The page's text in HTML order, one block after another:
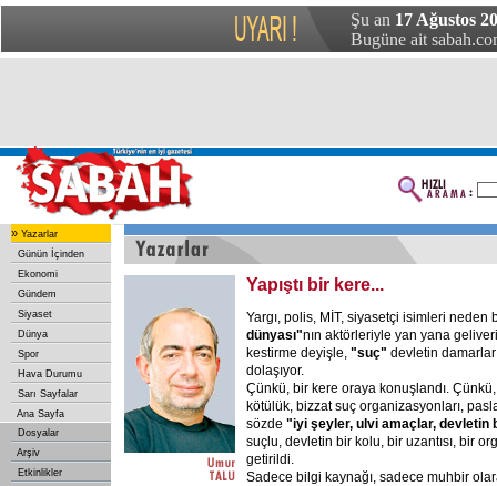
Şu an 17 Ağustos
Bugüne ait
» Yazarlar
Günün İçinden
Ekonomi
Gündem
Siyaset
Dünya
Spor
Hava Durumu
Sarı Sayfalar
Ana Sayfa
Dosyalar
Arşiv
Etkinlikler
Yapıştı bir kere...
Yargı, polis, MİT, siyasetçi isimleri
dünyası"nın aktörleriyle yan yana
kestirme deyişle, "suç" devletin
dolaşıyor.
Çünkü, bir kere oraya konuşlandı.
kötülük, bizzat suç organizasyonları,
sözde "iyi şeyler, ulvi amaçlar, devletin
suçlu, devletin bir kolu, bir uzantısı, bir
getirildi.
Sadece bilgi kaynağı, sadece muhbir